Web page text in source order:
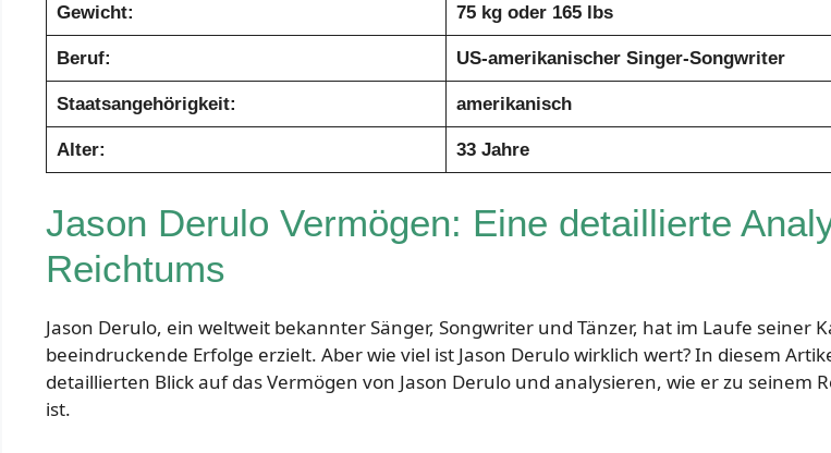
Gewicht: 75 kg oder 165 lbs
Beruf: US-amerikanischer Singer-Songwriter
Staatsangehörigkeit: amerikanisch
Alter: 33 Jahre
Jason Derulo Vermögen: Eine detaillierte
Reichtums
Jason Derulo, ein weltweit bekannter Sänger, Songwriter und Tänzer, hat im Laufe seiner
beeindruckende Erfolge erzielt. Aber wie viel ist Jason Derulo wirklich wert? In diesem
detaillierten Blick auf das Vermögen von Jason Derulo und analysieren, wie er zu seinem
ist.